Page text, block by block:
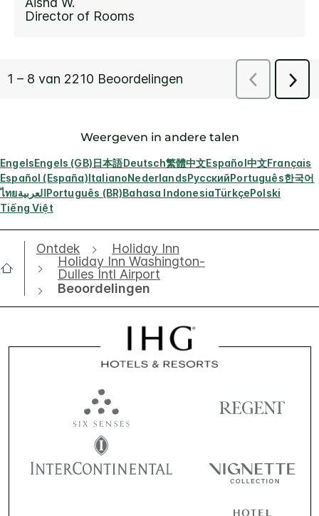
Weergeven in andere talen
EngelsEngels (GB)日本語Deutsch繁體中文Español中文Français
Español (España)ItalianoNederlandsРусскийPortuguês한국어
ไทยالعربيةPortuguês (BR)Bahasa IndonesiaTürkçePolski
Tiếng Việt
Ontdek
Holiday Inn
Holiday Inn Washington-
Dulles Intl Airport
Beoordelingen